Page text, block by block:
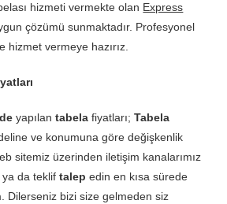
hizmeti vermekte olan Express
çözümü sunmaktadır. Profesyonel
hizmet vermeye hazırız.
yapılantabela fiyatları;Tabela
ve konumuna göre değişkenlik
sitemiz üzerinden iletişim kanalarımız
ya da tekliftalep edin en kısa sürede
Dilerseniz bizi size gelmeden siz